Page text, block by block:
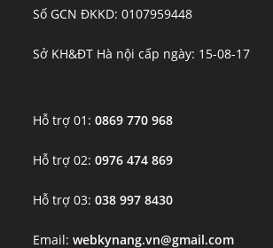
Số GCN ĐKKD: 0107959448
Sở KH&ĐT Hà nội cấp ngày: 15-08-17
Hỗ trợ 01:0869 770 968
Hỗ trợ 02:0976 474 869
Hỗ trợ 03:038 997 8430
Email:webkynang.vn@gmail.com